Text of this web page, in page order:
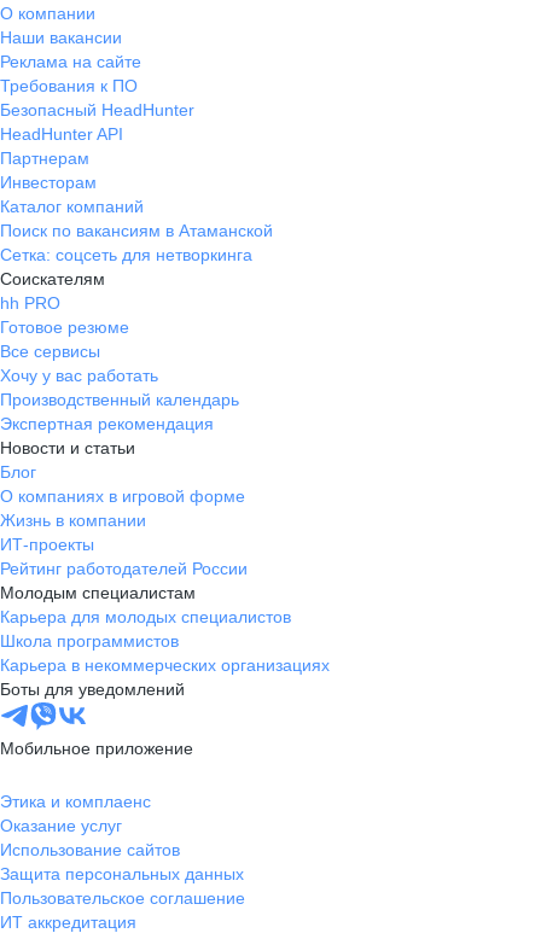
О компании
Наши вакансии
Реклама на сайте
Требования к ПО
Безопасный HeadHunter
HeadHunter API
Партнерам
Инвесторам
Каталог компаний
Поиск по вакансиям в Атаманской
Сетка: соцсеть для нетворкинга
Соискателям
hh PRO
Готовое резюме
Все сервисы
Хочу у вас работать
Производственный календарь
Экспертная рекомендация
Новости и статьи
Блог
О компаниях в игровой форме
Жизнь в компании
ИТ-проекты
Рейтинг работодателей России
Молодым специалистам
Карьера для молодых специалистов
Школа программистов
Карьера в некоммерческих организациях
Боты для уведомлений
Мобильное приложение
Этика и комплаенс
Оказание услуг
Использование сайтов
Защита персональных данных
Пользовательское соглашение
ИТ аккредитация